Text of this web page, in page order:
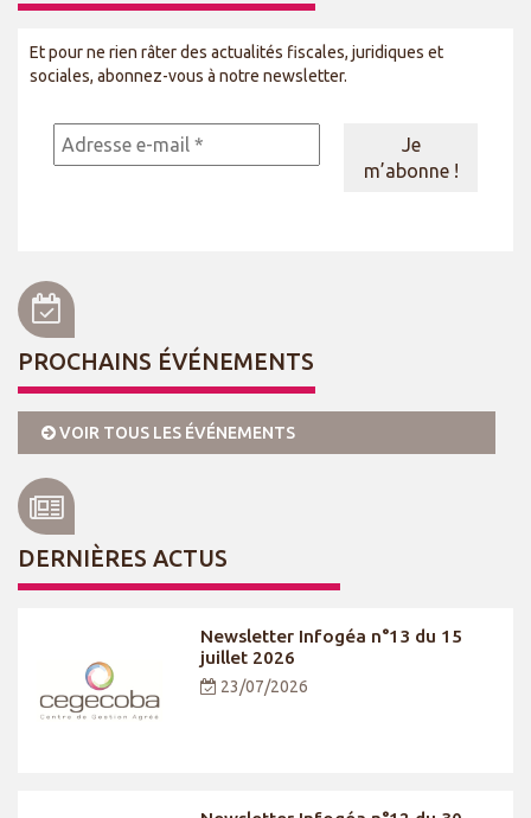
Et pour ne rien râter des actualités fiscales, juridiques et
sociales, abonnez-vous à notre newsletter.
PROCHAINS ÉVÉNEMENTS
VOIR TOUS LES ÉVÉNEMENTS
DERNIÈRES ACTUS
Newsletter Infogéa n°13 du 15
juillet 2026
23/07/2026